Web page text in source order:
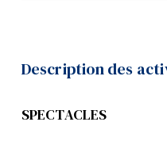
Description des
SPECTACLES